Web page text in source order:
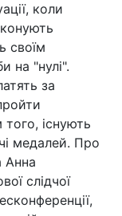
коли
своїм
на "нулі".
за
того, існують
медалей. Про
Анна
слідчої